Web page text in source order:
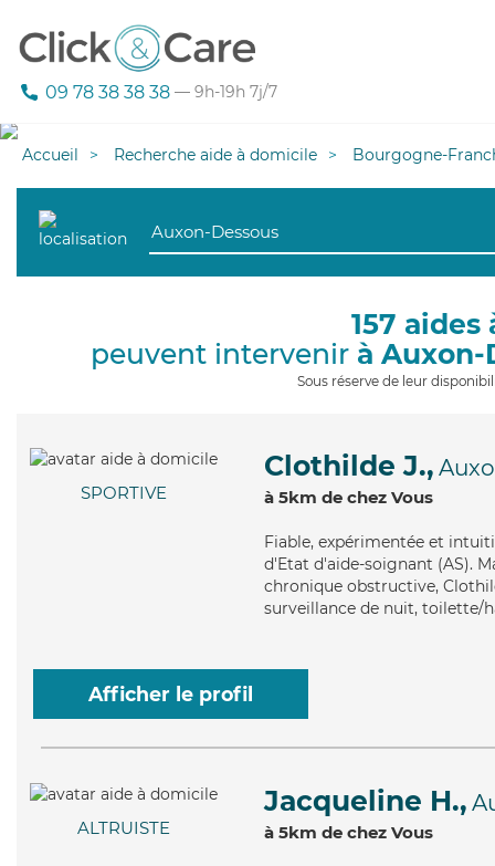
09 78 38 38 38 — 9h-19h 7j/7
Accueil Recherche aide à domicile Bourgogne-
157
peuvent intervenir à Auxon-
Sous réserve de leur
SPORTIVE
Clothilde J.,
à 5km de chez Vous
Fiable, expérimentée et
d'Etat d'aide-soignant (AS).
chronique obstructive,
surveillance de nuit, toilette/
Afficher le profil
ALTRUISTE
Jacqueline H.,
à 5km de chez Vous